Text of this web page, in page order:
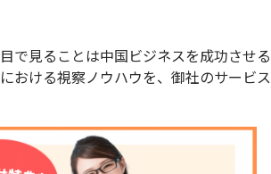
で見ることは中国ビジネスを成功させる
おける視察ノウハウを、御社のサービス